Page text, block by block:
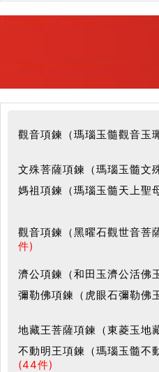
觀音項鍊（瑪瑙玉髓觀音玉
文殊菩薩項鍊（瑪瑙玉髓文
媽祖項鍊（瑪瑙玉髓天上聖
觀音項鍊（黑曜石觀世音菩
件)
濟公項鍊（和田玉濟公活佛
彌勒佛項鍊（虎眼石彌勒佛
地藏王菩薩項鍊（東菱玉地
不動明王項鍊（瑪瑙玉髓不
(44件)